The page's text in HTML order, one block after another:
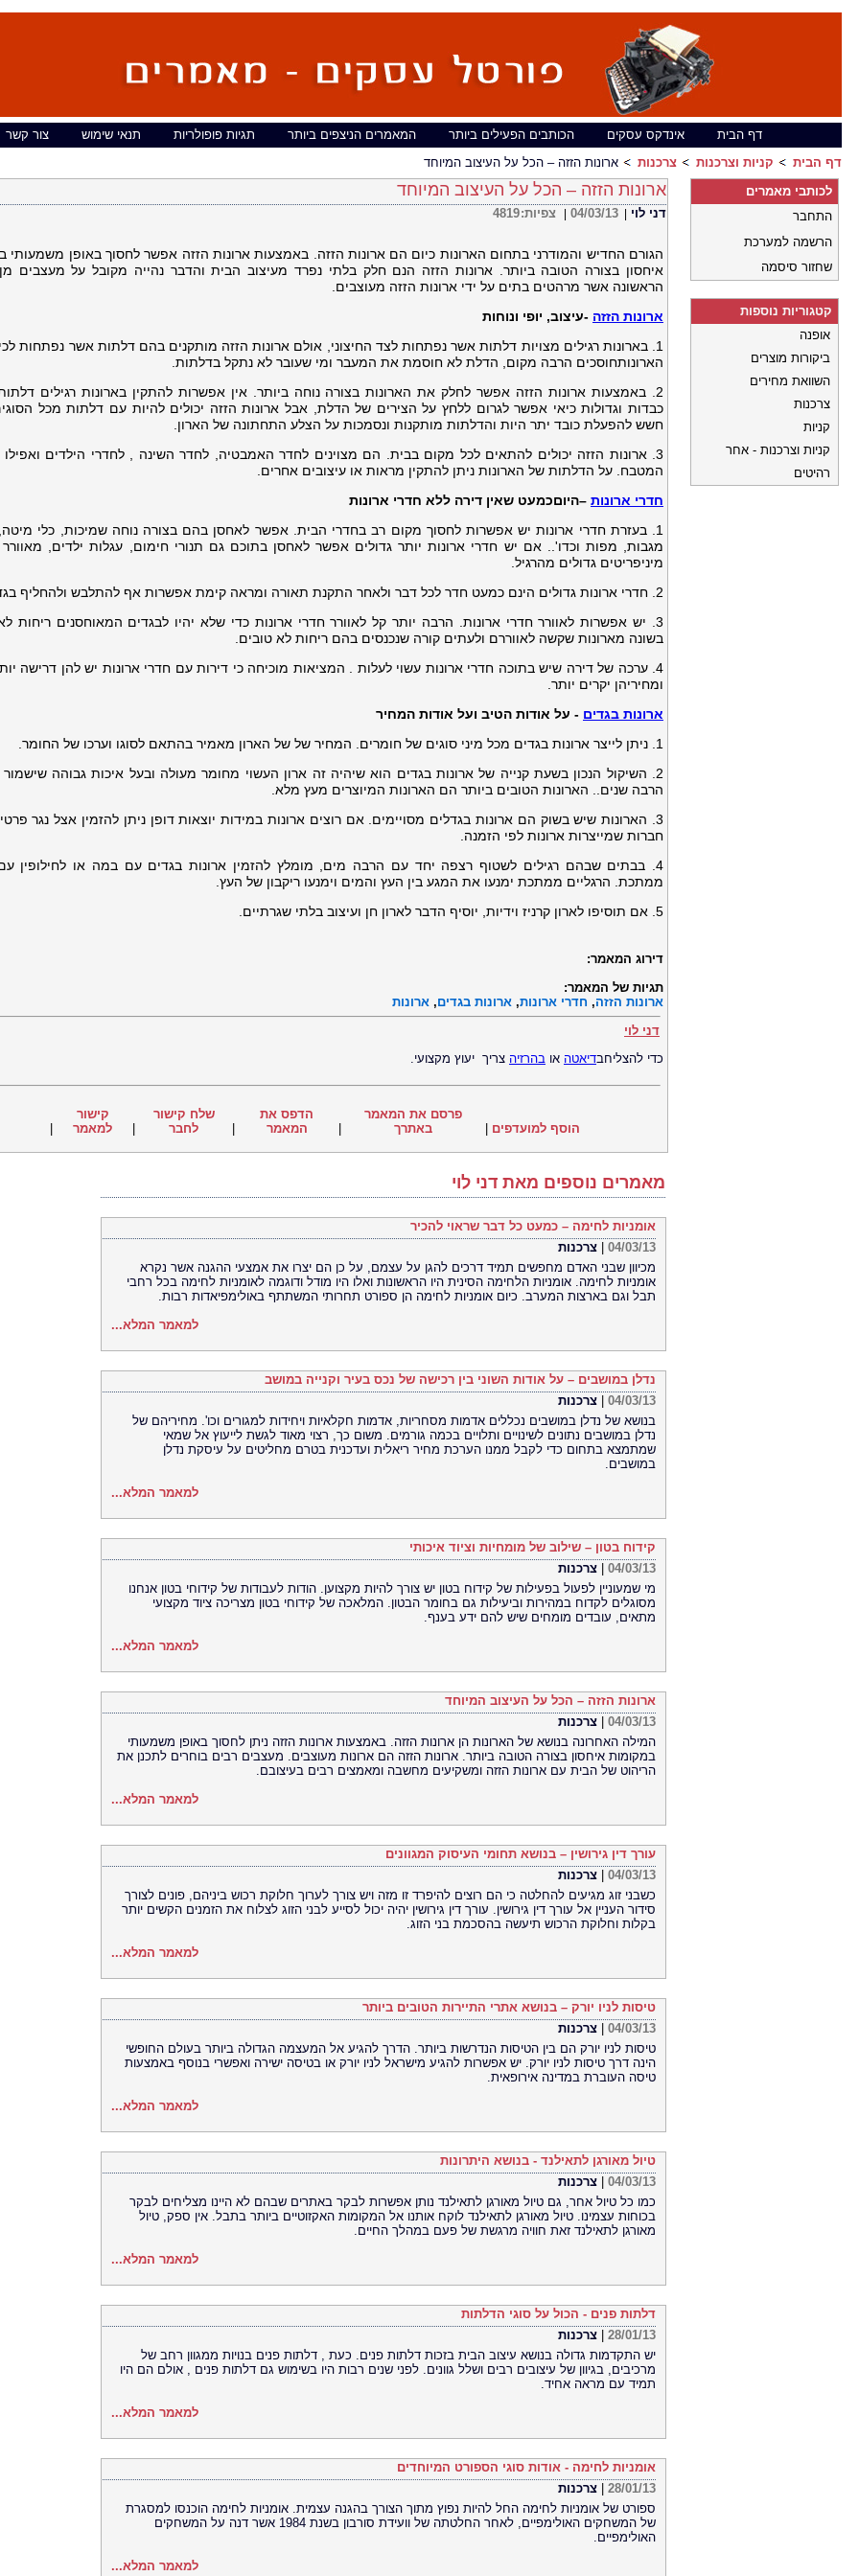
דף הבית אינדקס עסקים הכותבים הפעילים ביותר המאמרים הניצפים ביותר תגיות פופולריות תנאי שימוש
צור קשר
דף הבית
קניות וצרכנות צרכנות ארונות הזזה – הכל על העיצוב המיוחד
ארונות הזזה – הכל על העיצוב המיוחד
דני לוי 04/03/13 צפיות:4819
הגורם החדיש והמודרני בתחום הארונות כיום הם ארונות הזזה. באמצעות ארונות הזזה אפשר לחסוך באופן משמעותי
איחסון בצורה הטובה ביותר. ארונות הזזה הנם חלק בלתי נפרד מעיצוב הבית והדבר נהייה מקובל על מעצבים
הראשונה אשר מרהטים בתים על ידי ארונות הזזה מעוצבים.
ארונות הזזה -עיצוב, יופי ונוחות
1. בארונות רגילים מצויות דלתות אשר נפתחות לצד החיצוני, אולם ארונות הזזה מותקנים בהם דלתות אשר נפתחות
הארונותחוסכים הרבה מקום, הדלת לא חוסמת את המעבר ומי שעובר לא נתקל בדלתות.
2. באמצעות ארונות הזזה אפשר לחלק את הארונות בצורה נוחה ביותר. אין אפשרות להתקין בארונות רגילים
כבדות וגדולות כיאי אפשר לגרום ללחץ על הצירים של הדלת, אבל ארונות הזזה יכולים להיות עם דלתות מכל
חשש להפעלת כובד יתר היות והדלתות מותקנות ונסמכות על הצלע התחתונה של הארון.
3. ארונות הזזה יכולים להתאים לכל מקום בבית. הם מצוינים לחדר האמבטיה, לחדר השינה , לחדרי הילדים ואפילו
המטבח. על הדלתות של הארונות ניתן להתקין מראות או עיצובים אחרים.
חדרי ארונות –היוםכמעט שאין דירה ללא חדרי ארונות
1. בעזרת חדרי ארונות יש אפשרות לחסוך מקום רב בחדרי הבית. אפשר לאחסן בהם בצורה נוחה שמיכות, כלי מיטה,
מגבות, מפות וכדו'.. אם יש חדרי ארונות יותר גדולים אפשר לאחסן בתוכם גם תנורי חימום, עגלות ילדים, מאוורר
מיניפריטים גדולים מהרגיל.
2. חדרי ארונות גדולים הינם כמעט חדר לכל דבר ולאחר התקנת תאורה ומראה קימת אפשרות אף להתלבש ולהחליף בגדים.
3. יש אפשרות לאוורר חדרי ארונות. הרבה יותר קל לאוורר חדרי ארונות כדי שלא יהיו לבגדים המאוחסנים ריחות
בשונה מארונות שקשה לאווררם ולעתים קורה שנכנסים בהם ריחות לא טובים.
4. ערכה של דירה שיש בתוכה חדרי ארונות עשוי לעלות . המציאות מוכיחה כי דירות עם חדרי ארונות יש להן דרישה
ומחיריהן יקרים יותר.
ארונות בגדים - על אודות הטיב ועל אודות המחיר
1. ניתן לייצר ארונות בגדים מכל מיני סוגים של חומרים. המחיר של של הארון מאמיר בהתאם לסוגו וערכו של החומר.
2. השיקול הנכון בשעת קנייה של ארונות בגדים הוא שיהיה זה ארון העשוי מחומר מעולה ובעל איכות גבוהה שישמור
הרבה שנים.. הארונות הטובים ביותר הם הארונות המיוצרים מעץ מלא.
3. הארונות שיש בשוק הם ארונות בגדלים מסויימים. אם רוצים ארונות במידות יוצאות דופן ניתן להזמין אצל נגר
חברות שמייצרות ארונות לפי הזמנה.
4. בבתים שבהם רגילים לשטוף רצפה יחד עם הרבה מים, מומלץ להזמין ארונות בגדים עם במה או לחילופין עם
ממתכת. הרגליים ממתכת ימנעו את המגע בין העץ והמים וימנעו ריקבון של העץ.
5. אם תוסיפו לארון קרניז וידיות, יוסיף הדבר לארון חן ועיצוב בלתי שגרתיים.
דירוג המאמר:
תגיות של המאמר:
ארונות הזזה, חדרי ארונות, ארונות בגדים, ארונות
דני לוי
כדי להצליחבדיאטה או בהרזיה צריך יעוץ מקצועי.
הוסף למועדפים
פרסם את המאמר
באתרך
הדפס את
המאמר
שלח קישור
לחבר
קישור
למאמר
מאמרים נוספים מאת דני לוי
אומניות לחימה – כמעט כל דבר שראוי להכיר
04/03/13
צרכנות
מכיוון שבני האדם מחפשים תמיד דרכים להגן על עצמם, על כן הם יצרו את אמצעי ההגנה אשר נקרא
אומניות לחימה. אומניות הלחימה הסינית היו הראשונות ואלו היו מודל ודוגמה לאומניות לחימה בכל רחבי
תבל וגם בארצות המערב. כיום אומניות לחימה הן ספורט תחרותי המשתתף באולימפיאדות רבות.
למאמר המלא...
נדלן במושבים – על אודות השוני בין רכישה של נכס בעיר וקנייה במושב
04/03/13
צרכנות
בנושא של נדלן במושבים נכללים אדמות מסחריות, אדמות חקלאיות ויחידות למגורים וכו'. מחיריהם של
נדלן במושבים נתונים לשינויים ותלויים בכמה גורמים. משום כך, רצוי מאוד לגשת לייעוץ אל שמאי
שמתמצא בתחום כדי לקבל ממנו הערכת מחיר ריאלית ועדכנית בטרם מחליטים על עיסקת נדלן
במושבים.
למאמר המלא...
קידוח בטון – שילוב של מומחיות וציוד איכותי
04/03/13
צרכנות
מי שמעוניין לפעול בפעילות של קידוח בטון יש צורך להיות מקצוען. הודות לעבודות של קידוחי בטון אנחנו
מסוגלים לקדוח במהירות וביעילות גם בחומר הבטון. המלאכה של קידוחי בטון מצריכה ציוד מקצועי
מתאים, עובדים מומחים שיש להם ידע בענף.
למאמר המלא...
ארונות הזזה – הכל על העיצוב המיוחד
04/03/13
צרכנות
המילה האחרונה בנושא של הארונות הן ארונות הזזה. באמצעות ארונות הזזה ניתן לחסוך באופן משמעותי
במקומות איחסון בצורה הטובה ביותר. ארונות הזזה הם ארונות מעוצבים. מעצבים רבים בוחרים לתכנן את
הריהוט של הבית עם ארונות הזזה ומשקיעים מחשבה ומאמצים רבים בעיצובם.
למאמר המלא...
עורך דין גירושין – בנושא תחומי העיסוק המגוונים
04/03/13
צרכנות
כשבני זוג מגיעים להחלטה כי הם רוצים להיפרד זו מזה ויש צורך לערוך חלוקת רכוש ביניהם, פונים לצורך
סידור העניין אל עורך דין גירושין. עורך דין גירושין יהיה יכול לסייע לבני הזוג לצלוח את הזמנים הקשים יותר
בקלות וחלוקת הרכוש תיעשה בהסכמת בני הזוג.
למאמר המלא...
טיסות לניו יורק – בנושא אתרי התיירות הטובים ביותר
04/03/13
צרכנות
טיסות לניו יורק הם בין הטיסות הנדרשות ביותר. הדרך להגיע אל המעצמה הגדולה ביותר בעולם החופשי
הינה דרך טיסות לניו יורק. יש אפשרות להגיע מישראל לניו יורק או בטיסה ישירה ואפשרי בנוסף באמצעות
טיסה העוברת במדינה אירופאית.
למאמר המלא...
טיול מאורגן לתאילנד - בנושא היתרונות
04/03/13
צרכנות
כמו כל טיול אחר, גם טיול מאורגן לתאילנד נותן אפשרות לבקר באתרים שבהם לא היינו מצליחים לבקר
בכוחות עצמינו. טיול מאורגן לתאילנד לוקח אותנו אל המקומות האקזוטיים ביותר בתבל. אין ספק, טיול
מאורגן לתאילנד זאת חוויה מרגשת של פעם במהלך החיים.
למאמר המלא...
דלתות פנים - הכול על סוגי הדלתות
28/01/13
צרכנות
יש התקדמות גדולה בנושא עיצוב הבית בזכות דלתות פנים. כעת , דלתות פנים בנויות ממגוון רחב של
מרכיבים, בגיוון של עיצובים רבים ושלל גוונים. לפני שנים רבות היו בשימוש גם דלתות פנים , אולם הם היו
תמיד עם מראה אחיד.
למאמר המלא...
אומניות לחימה - אודות סוגי הספורט המיוחדים
28/01/13
צרכנות
ספורט של אומניות לחימה החל להיות נפוץ מתוך הצורך בהגנה עצמית. אומניות לחימה הוכנסו למסגרת
של המשחקים האולימפיים, לאחר החלטתה של וועידת סורבון בשנת 1984 אשר דנה על המשחקים
האולימפיים.
למאמר המלא...
לכותבי מאמרים
התחבר
הרשמה למערכת
שחזור סיסמה
קטגוריות נוספות
אופנה
ביקורות מוצרים
השוואת מחירים
צרכנות
קניות
קניות וצרכנות - אחר
רהיטים